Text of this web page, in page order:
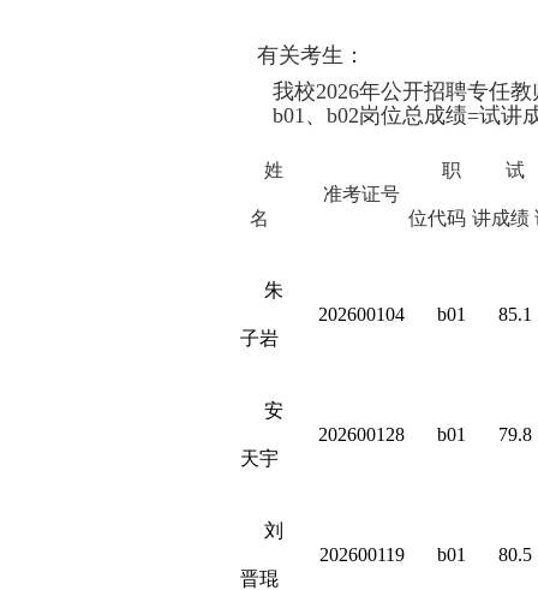
有关考生：
我校2026年公开招聘专任
b01、b02岗位总成绩=试讲
姓
名
准考证号
职
位代码
试
讲成绩
朱
子岩
202600104 b01 85.1
安
天宇
202600128 b01 79.8
刘
晋琨
202600119 b01 80.5